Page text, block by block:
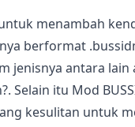
menambah
berformat
jenisnya antara
Selain itu Mod
kesulitan untuk